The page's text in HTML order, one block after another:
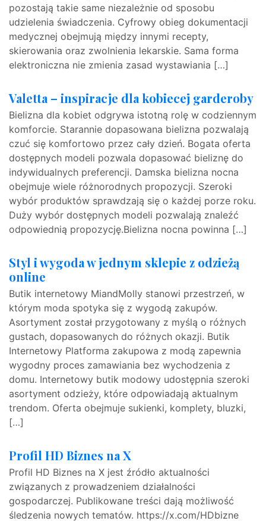
pozostają takie same niezależnie od sposobu
udzielenia świadczenia. Cyfrowy obieg dokumentacji
medycznej obejmują między innymi recepty,
skierowania oraz zwolnienia lekarskie. Sama forma
elektroniczna nie zmienia zasad wystawiania […]
Valetta – inspiracje dla kobiecej garderoby
Bielizna dla kobiet odgrywa istotną rolę w codziennym
komforcie. Starannie dopasowana bielizna pozwalają
czuć się komfortowo przez cały dzień. Bogata oferta
dostępnych modeli pozwala dopasować bieliznę do
indywidualnych preferencji. Damska bielizna nocna
obejmuje wiele różnorodnych propozycji. Szeroki
wybór produktów sprawdzają się o każdej porze roku.
Duży wybór dostępnych modeli pozwalają znaleźć
odpowiednią propozycję.Bielizna nocna powinna […]
Styl i wygoda w jednym sklepie z odzieżą
online
Butik internetowy MiandMolly stanowi przestrzeń, w
którym moda spotyka się z wygodą zakupów.
Asortyment został przygotowany z myślą o różnych
gustach, dopasowanych do różnych okazji. Butik
Internetowy Platforma zakupowa z modą zapewnia
wygodny proces zamawiania bez wychodzenia z
domu. Internetowy butik modowy udostępnia szeroki
asortyment odzieży, które odpowiadają aktualnym
trendom. Oferta obejmuje sukienki, komplety, bluzki,
[…]
Profil HD Biznes na X
Profil HD Biznes na X jest źródło aktualności
związanych z prowadzeniem działalności
gospodarczej. Publikowane treści dają możliwość
śledzenia nowych tematów. https://x.com/HDbizne